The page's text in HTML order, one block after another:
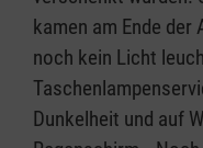
kamen am Ende der
noch kein Licht
Dunkelheit und auf